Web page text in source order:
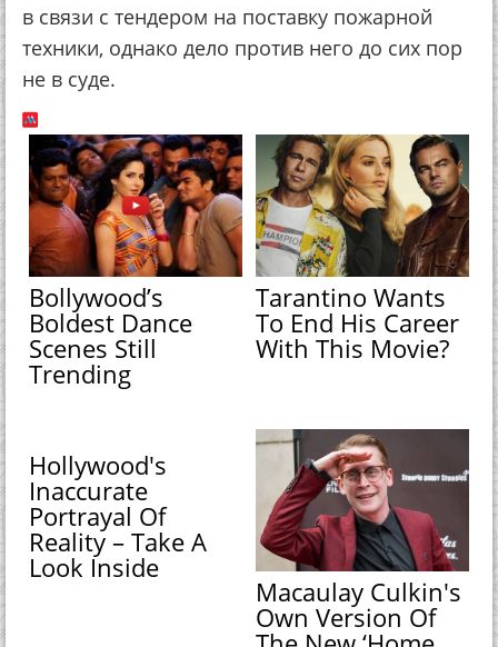
в связи с тендером на поставку пожарной
техники, однако дело против него до сих пор
не в суде.
Bollywood’s
Boldest Dance
Scenes Still
Trending
Tarantino Wants
To End His Career
With This Movie?
Hollywood's
Inaccurate
Portrayal Of
Reality – Take A
Look Inside
Macaulay Culkin's
Own Version Of